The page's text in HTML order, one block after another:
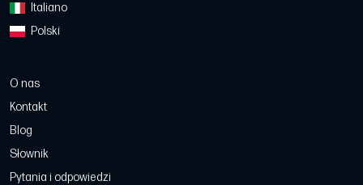
Italiano
Polski
O nas
Kontakt
Blog
Słownik
Pytania i odpowiedzi